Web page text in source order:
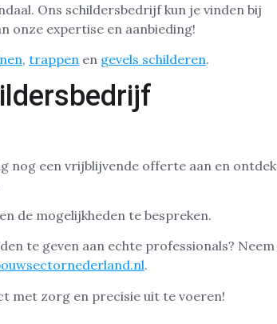
Ons schildersbedrijf kun je vinden bij
onze expertise en aanbieding!
, trappen en gevels schilderen.
nog een vrijblijvende offerte aan en ontdek
de mogelijkheden te bespreken.
te geven aan echte professionals? Neem
.
met zorg en precisie uit te voeren!